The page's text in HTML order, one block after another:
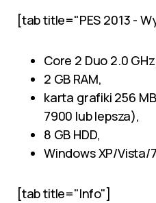
[tab title="PES 2013 -
Core 2 Duo 2.0
2 GB RAM,
karta grafiki 256
7900 lub lepsza),
8 GB HDD,
Windows XP/Vista/
[tab title="Info"]